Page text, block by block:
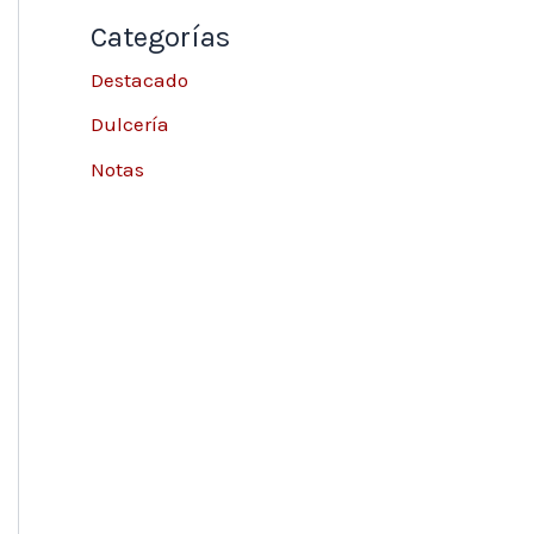
Categorías
Destacado
Dulcería
Notas